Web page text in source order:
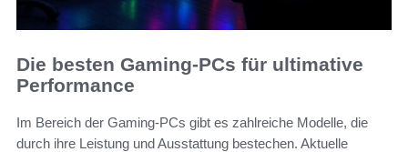
Die besten Gaming-PCs für ultimative
Performance
Im Bereich der Gaming-PCs gibt es zahlreiche Modelle, die
durch ihre Leistung und Ausstattung bestechen. Aktuelle